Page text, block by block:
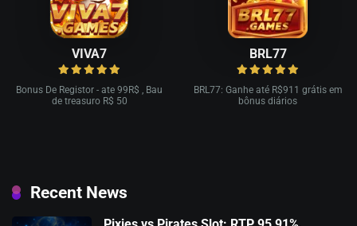
VIVA7
Bonus De Registor - ate 99R$ , Bau
de treasuro R$ 50
BRL77
BRL77: Ganhe até R$911 grátis em
bônus diários
Recent News